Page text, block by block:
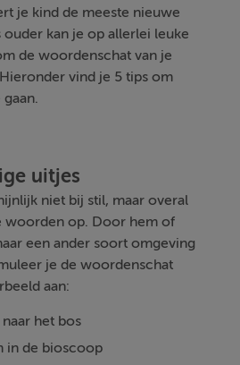
je kind de meeste nieuwe
kan je op allerlei leuke
de woordenschat van je
vind je 5 tips om
gaan.
uitjes
niet bij stil, maar overal
woorden op. Door hem of
een ander soort omgeving
je de woordenschat
aan:
het bos
in de bioscoop